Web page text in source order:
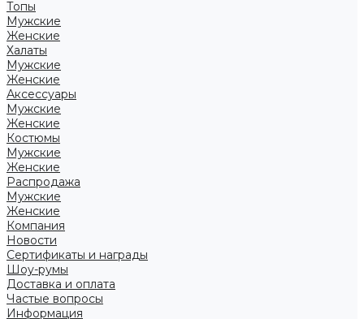
Топы
Мужские
Женские
Халаты
Мужские
Женские
Аксессуары
Мужские
Женские
Костюмы
Мужские
Женские
Распродажа
Мужские
Женские
Компания
Новости
Сертификаты и награды
Шоу-румы
Доставка и оплата
Частые вопросы
Информация